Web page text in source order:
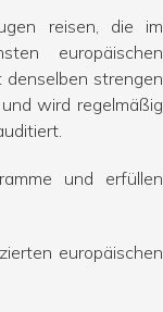
reisen, die im
europäischen
denselben strengen
wird regelmäßig
und erfüllen
europäischen